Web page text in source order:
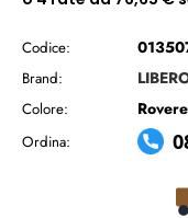
Codice:
Brand:
Colore: Rovere
Ordina: